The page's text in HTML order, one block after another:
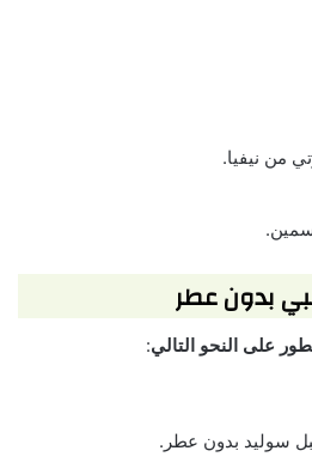
من نيفيا.
بدون عطر
على النحو التالي:
سوليد بدون عطر.